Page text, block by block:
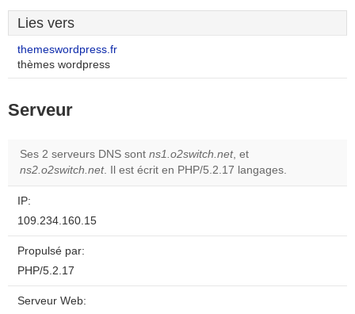
Lies vers
themeswordpress.fr
thèmes wordpress
Serveur
Ses 2 serveurs DNS sont ns1.o2switch.net, et
ns2.o2switch.net. Il est écrit en PHP/5.2.17 langages.
IP:
109.234.160.15
Propulsé par:
PHP/5.2.17
Serveur Web: